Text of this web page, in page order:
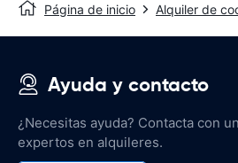
Página de inicio Alquiler de
Ayuda y contacto
¿Necesitas ayuda? Contacta con
expertos en alquileres.